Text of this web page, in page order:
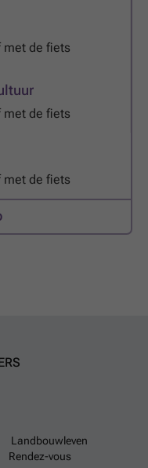
met de fiets
met de fiets
met de fiets
Landbouwleven
Rendez-vous